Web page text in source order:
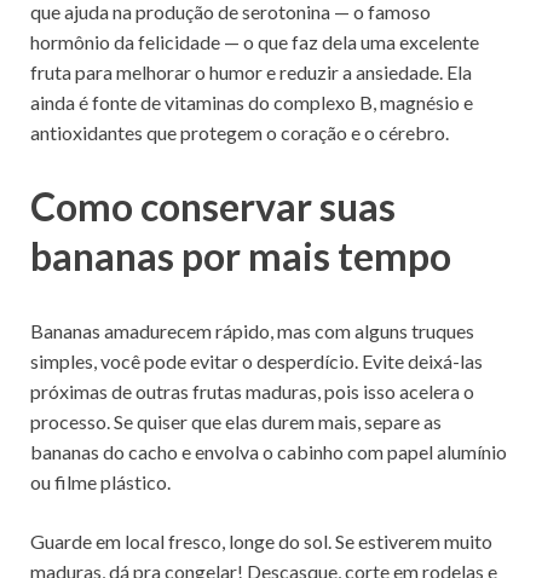
que ajuda na produção de serotonina — o famoso
hormônio da felicidade — o que faz dela uma excelente
fruta para melhorar o humor e reduzir a ansiedade. Ela
ainda é fonte de vitaminas do complexo B, magnésio e
antioxidantes que protegem o coração e o cérebro.
Como conservar suas
bananas por mais tempo
Bananas amadurecem rápido, mas com alguns truques
simples, você pode evitar o desperdício. Evite deixá-las
próximas de outras frutas maduras, pois isso acelera o
processo. Se quiser que elas durem mais, separe as
bananas do cacho e envolva o cabinho com papel alumínio
ou filme plástico.
Guarde em local fresco, longe do sol. Se estiverem muito
maduras, dá pra congelar! Descasque, corte em rodelas e